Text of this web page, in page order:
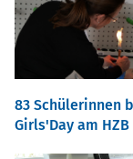
83 Schülerinnen
Girls'Day am HZB